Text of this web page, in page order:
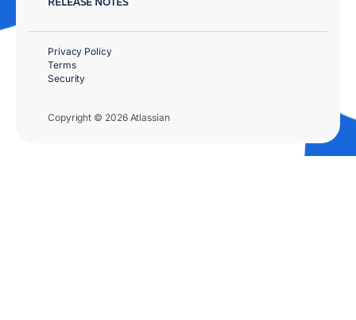
Copyright © 2026 Atlassian
Privacy Policy
Terms
Security